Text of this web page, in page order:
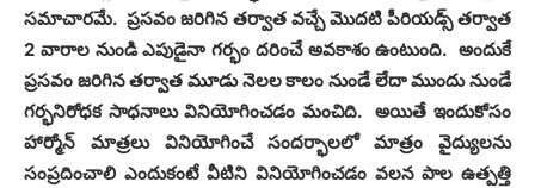
సమాచారమే. ప్రసవం జరిగిన తర్వాత వచ్చే మొదటి పీరియడ్స్ తర్వాత
2 వారాల నుండి ఎపుడైనా గర్భం దరించే అవకాశం ఉంటుంది.అందుకే
ప్రసవం జరిగిన తర్వాత మూడు నెలల కాలం నుండే లేదా ముందు నుండే
గర్భనిరోధక సాధనాలు వినియోగించడం మంచిది.అయితే ఇందుకోసం
హార్మోన్ మాత్రలు వినియోగించే సందర్భాలలో మాత్రం వైద్యులను
సంప్రదించాలి ఎందుకంటే వీటిని వినియోగించడం వలన పాల ఉత్పత్తి